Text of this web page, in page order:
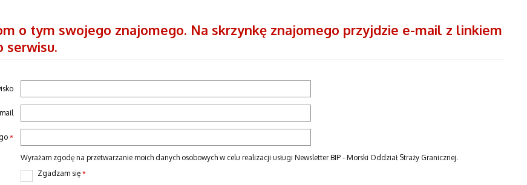
o tym swojego znajomego. Na skrzynkę znajomego przyjdzie e-mail z linkiem
serwisu.
*
Wyrażam zgodę na przetwarzanie moich danych osobowych w celu realizacji usługi Newsletter BIP - Morski Oddział Straży Granicznej.
Zgadzam się *